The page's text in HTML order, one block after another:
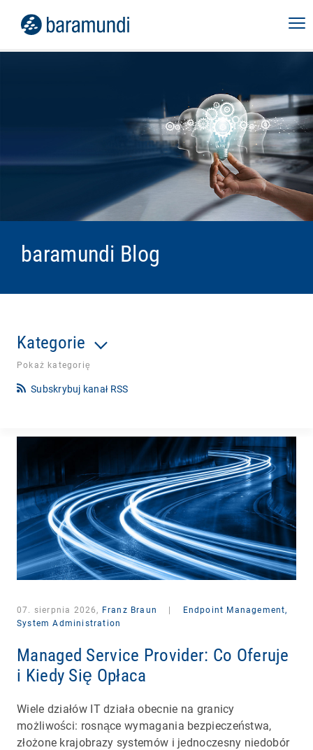
baramundi Blog
Kategorie
Pokaż kategorię
Subskrybuj kanał RSS
07. sierpnia 2026, Franz Braun
Endpoint Management,
System Administration
Managed Service Provider: Co Oferuje
i Kiedy Się Opłaca
Wiele działów IT działa obecnie na granicy
możliwości: rosnące wymagania bezpieczeństwa,
złożone krajobrazy systemów i jednoczesny niedobór